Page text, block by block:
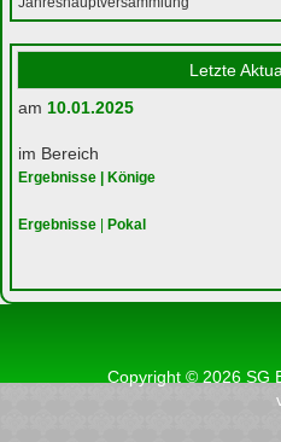
Letzte
am 10.01.2025
im Bereich
Ergebnisse | Könige
Ergebnisse | Pokal
Copyright © 2026 SG